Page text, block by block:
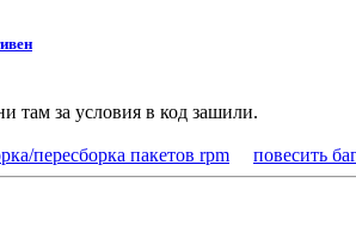
там за условия в код зашили.
пересборка пакетов rpm повесить